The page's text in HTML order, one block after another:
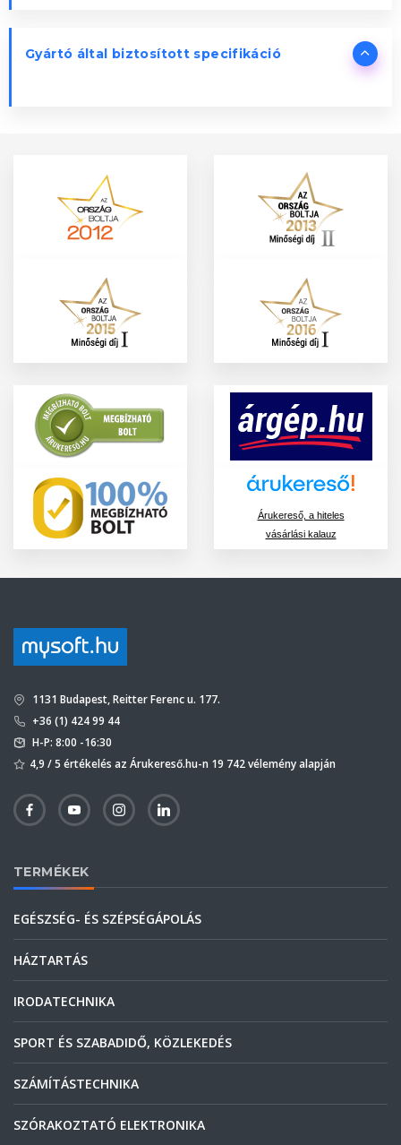
Gyártó által biztosított specifikáció
Árukereső, a hiteles
vásárlási kalauz
1131 Budapest, Reitter Ferenc u. 177.
+36 (1) 424 99 44
H-P: 8:00 -16:30
4,9 / 5 értékelés az Árukereső.hu-n 19 742 vélemény alapján
TERMÉKEK
EGÉSZSÉG- ÉS SZÉPSÉGÁPOLÁS
HÁZTARTÁS
IRODATECHNIKA
SPORT ÉS SZABADIDŐ, KÖZLEKEDÉS
SZÁMÍTÁSTECHNIKA
SZÓRAKOZTATÓ ELEKTRONIKA